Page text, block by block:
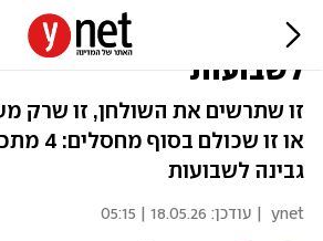
כולם ירצו
לשבועות
זו שתרשים את השולחן, זו שרק
או זו
גבינה לשבועות
ynet | עודכן: 18.05.26 | 05:15